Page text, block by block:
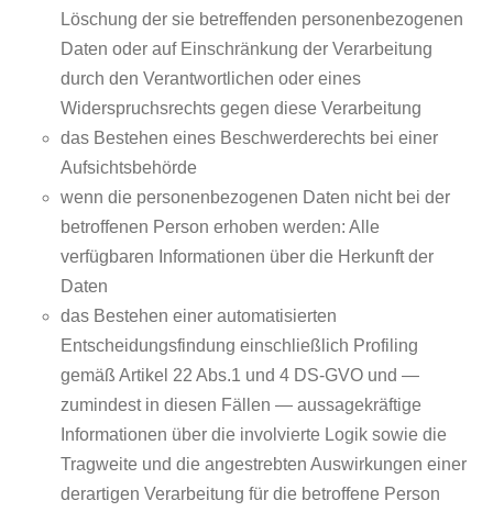
Löschung der sie betreffenden personenbezogenen
Daten oder auf Einschränkung der Verarbeitung
durch den Verantwortlichen oder eines
Widerspruchsrechts gegen diese Verarbeitung
das Bestehen eines Beschwerderechts bei einer
Aufsichtsbehörde
wenn die personenbezogenen Daten nicht bei der
betroffenen Person erhoben werden: Alle
verfügbaren Informationen über die Herkunft der
Daten
das Bestehen einer automatisierten
Entscheidungsfindung einschließlich Profiling
gemäß Artikel 22 Abs.1 und 4 DS-GVO und —
zumindest in diesen Fällen — aussagekräftige
Informationen über die involvierte Logik sowie die
Tragweite und die angestrebten Auswirkungen einer
derartigen Verarbeitung für die betroffene Person